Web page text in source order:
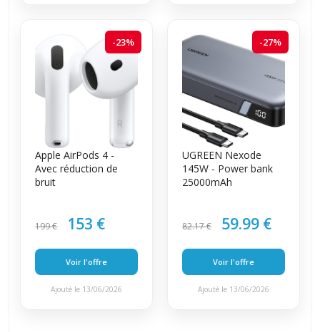
-23%
Apple AirPods 4 -
Avec réduction de
bruit
199 € 153 €
Voir l'offre
Ajouté le 13/06/2026
-27%
UGREEN Nexode
145W - Power bank
25000mAh
82.17 € 59.99 €
Voir l'offre
Ajouté le 13/06/2026